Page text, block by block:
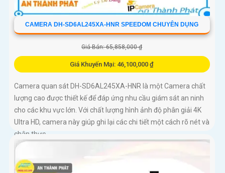
CAMERA DH-SD6AL245XA-HNR SPEEDOM CHUYÊN DỤNG
Giá Bán: 65,858,000 ₫
Giá Khuyến Mại: 46,100,000 ₫
Camera quan sát DH-SD6AL245XA-HNR là một Camera chất
lượng cao được thiết kế để đáp ứng nhu cầu giám sát an ninh
cho các khu vực lớn. Với chất lượng hình ảnh độ phân giải 4K
Ultra HD, camera này giúp ghi lại các chi tiết một cách rõ nét và
chân thực